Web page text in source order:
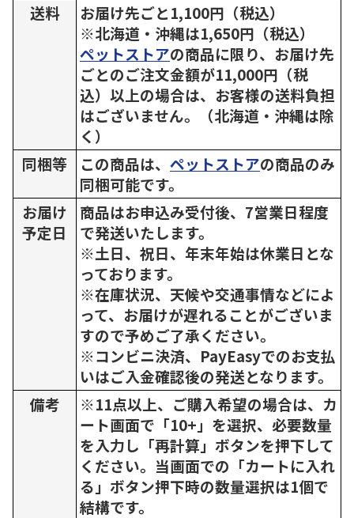
送料
お届け先ごと1,100円（税込）
※北海道・沖縄は1,650円（税込）
ペットストアの商品に限り、お届け先
ごとのご注文金額が11,000円（税
込）以上の場合は、お客様の送料負担
はございません。（北海道・沖縄は除
く）
同梱等
この商品は、 ペットストアの商品のみ
同梱可能です。
お届け
予定日
商品はお申込み受付後、7営業日程度
で発送いたします。
※土日、祝日、年末年始は休業日とな
っております。
※在庫状況、天候や交通事情などによ
って、お届けが遅れることがございま
すので予めご了承ください。
※コンビニ決済、PayEasyでのお支払
いはご入金確認後の発送となります。
備考
※11点以上、ご購入希望の場合は、カ
ート画面で「10+」を選択、必要数量
を入力し「再計算」ボタンを押下して
ください。当画面での「カートに入れ
る」ボタン押下時の数量選択は1個で
結構です。